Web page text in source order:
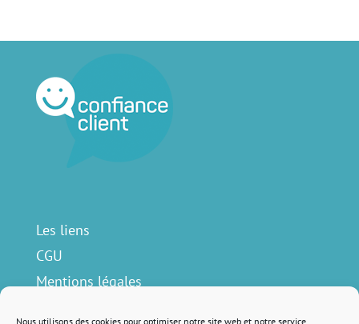
Nous utilisons des cookies pour optimiser notre site web et notre service.
Les liens
CGU
Mentions légales